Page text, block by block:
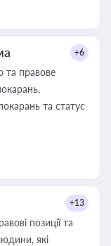
+6
та правове
та статус
+13
позиції та
які